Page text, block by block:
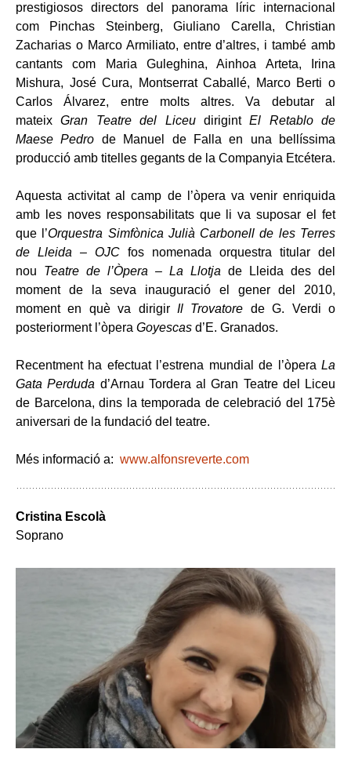
prestigiosos directors del panorama líric internacional
com Pinchas Steinberg, Giuliano Carella, Christian
Zacharias o Marco Armiliato, entre d’altres, i també amb
cantants com Maria Guleghina, Ainhoa ​​Arteta, Irina
Mishura, José Cura, Montserrat Caballé, Marco Berti o
Carlos Álvarez, entre molts altres. Va debutar al
mateixGran Teatre del LiceudirigintEl Retablo de
Maese Pedro de Manuel de Falla en una bellíssima
producció amb titelles gegants de la Companyia Etcétera.
Aquesta activitat al camp de l’òpera va venir enriquida
amb les noves responsabilitats que li va suposar el fet
que l’Orquestra Simfònica Julià Carbonell de les Terres
de Lleida – OJC fos nomenada orquestra titular del
nou Teatre de l’Òpera – La Llotja de Lleida des del
moment de la seva inauguració el gener del 2010,
moment en què va dirigir Il Trovatore de G. Verdi o
posteriorment l’òpera Goyescas d’E. Granados.
Recentment ha efectuat l’estrena mundial de l’òpera La
Gata Perduda d’Arnau Tordera al Gran Teatre del Liceu
de Barcelona, ​​dins la temporada de celebració del 175è
aniversari de la fundació del teatre.
Més informació a: www.alfonsreverte.com
Cristina Escolà
Soprano